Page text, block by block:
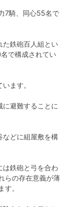
7騎、同心55名で
た鉄砲百人組とい
で構成されてい
ます。
に避難することに
などに組屋敷を構
は鉄砲と弓を合わ
らの存在意義が薄
。